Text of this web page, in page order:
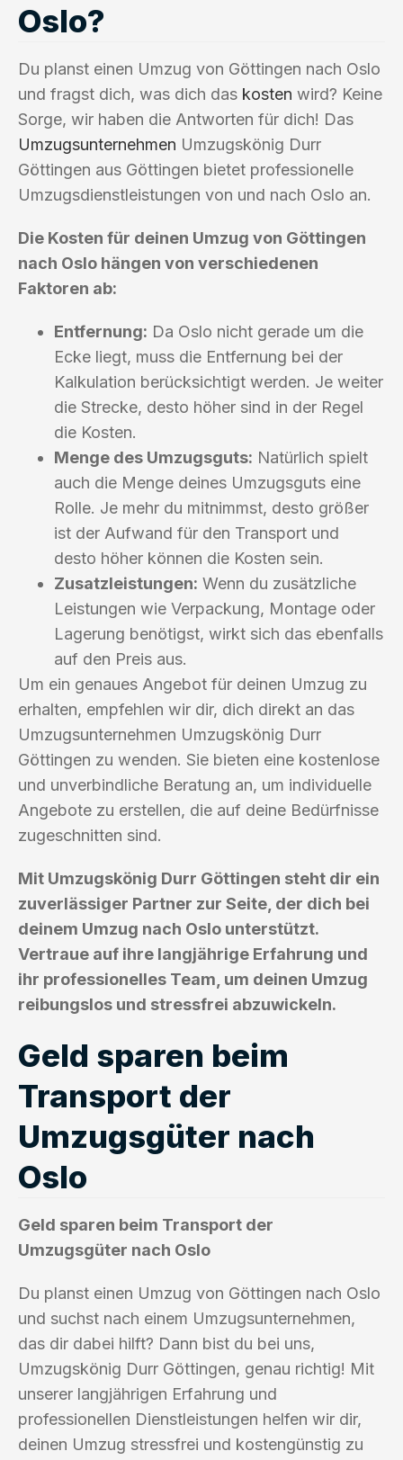
Oslo?
Du planst einen Umzug von Göttingen nach Oslo
und fragst dich, was dich das kosten wird? Keine
Sorge, wir haben die Antworten für dich! Das
Umzugsunternehmen Umzugskönig Durr
Göttingen aus Göttingen bietet professionelle
Umzugsdienstleistungen von und nach Oslo an.
Die Kosten für deinen Umzug von Göttingen
nach Oslo hängen von verschiedenen
Faktoren ab:
Entfernung: Da Oslo nicht gerade um die
Ecke liegt, muss die Entfernung bei der
Kalkulation berücksichtigt werden. Je weiter
die Strecke, desto höher sind in der Regel
die Kosten.
Menge des Umzugsguts: Natürlich spielt
auch die Menge deines Umzugsguts eine
Rolle. Je mehr du mitnimmst, desto größer
ist der Aufwand für den Transport und
desto höher können die Kosten sein.
Zusatzleistungen: Wenn du zusätzliche
Leistungen wie Verpackung, Montage oder
Lagerung benötigst, wirkt sich das ebenfalls
auf den Preis aus.
Um ein genaues Angebot für deinen Umzug zu
erhalten, empfehlen wir dir, dich direkt an das
Umzugsunternehmen Umzugskönig Durr
Göttingen zu wenden. Sie bieten eine kostenlose
und unverbindliche Beratung an, um individuelle
Angebote zu erstellen, die auf deine Bedürfnisse
zugeschnitten sind.
Mit Umzugskönig Durr Göttingen steht dir ein
zuverlässiger Partner zur Seite, der dich bei
deinem Umzug nach Oslo unterstützt.
Vertraue auf ihre langjährige Erfahrung und
ihr professionelles Team, um deinen Umzug
reibungslos und stressfrei abzuwickeln.
Geld sparen beim
Transport der
Umzugsgüter nach
Oslo
Geld sparen beim Transport der
Umzugsgüter nach Oslo
Du planst einen Umzug von Göttingen nach Oslo
und suchst nach einem Umzugsunternehmen,
das dir dabei hilft? Dann bist du bei uns,
Umzugskönig Durr Göttingen, genau richtig! Mit
unserer langjährigen Erfahrung und
professionellen Dienstleistungen helfen wir dir,
deinen Umzug stressfrei und kostengünstig zu